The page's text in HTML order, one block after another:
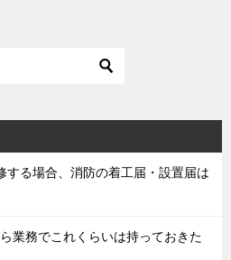
する場合、消防の着工届・設置届は
業務でこれくらいは持っておきた